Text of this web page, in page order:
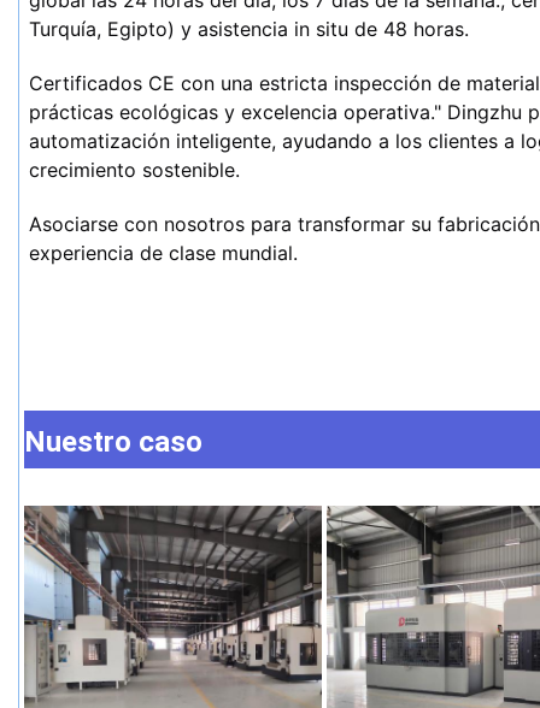
Turquía, Egipto) y asistencia in situ de 48 horas.
Certificados CE con una estricta inspección de
prácticas ecológicas y excelencia operativa." Dingzhu
automatización inteligente, ayudando a los clientes a
crecimiento sostenible.
Asociarse con nosotros para transformar su
experiencia de clase mundial.
Nuestro caso